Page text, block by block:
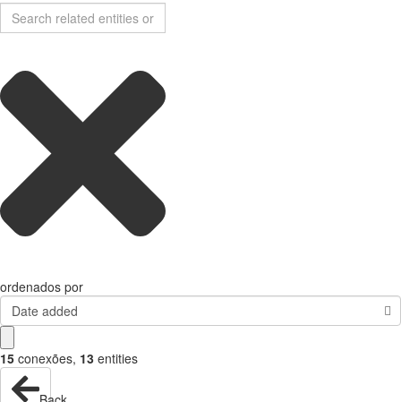
ordenados por
Date added
15 conexões, 13 entities